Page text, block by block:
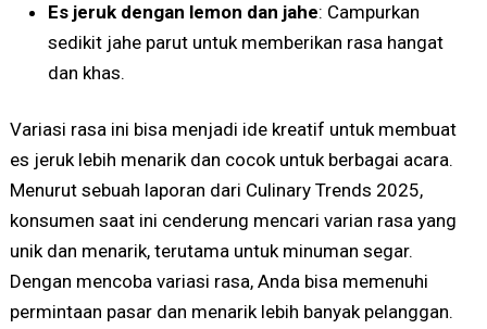
Es jeruk dengan lemon dan jahe: Campurkan
sedikit jahe parut untuk memberikan rasa hangat
dan khas.
Variasi rasa ini bisa menjadi ide kreatif untuk membuat
es jeruk lebih menarik dan cocok untuk berbagai acara.
Menurut sebuah laporan dari Culinary Trends 2025,
konsumen saat ini cenderung mencari varian rasa yang
unik dan menarik, terutama untuk minuman segar.
Dengan mencoba variasi rasa, Anda bisa memenuhi
permintaan pasar dan menarik lebih banyak pelanggan.